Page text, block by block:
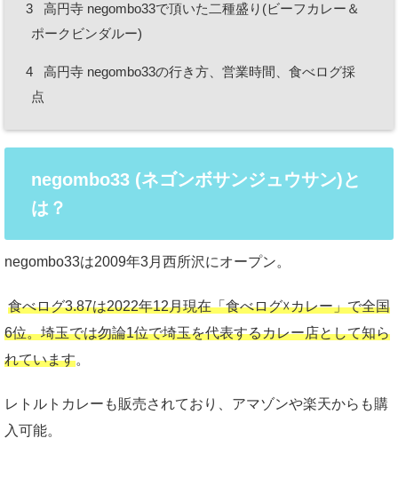
3
高円寺 negombo33で頂いた二種盛り(ビーフカレー＆
ポークビンダルー)
4
高円寺 negombo33の行き方、営業時間、食べログ採
点
negombo33 (ネゴンボサンジュウサン)と
は？
negombo33は2009年3月西所沢にオープン。
食べログ3.87は2022年12月現在「食べログ☓カレー」で全国
6位。埼玉では勿論1位で埼玉を代表するカレー店として知ら
れています。
レトルトカレーも販売されており、アマゾンや楽天からも購
入可能。